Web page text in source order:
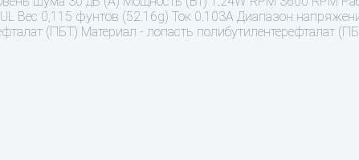
UL Вес 0,115 фунтов (52.16g) Ток 0.103A Диапазон
(ПБТ) Материал - лопасть полибутилентерефталат